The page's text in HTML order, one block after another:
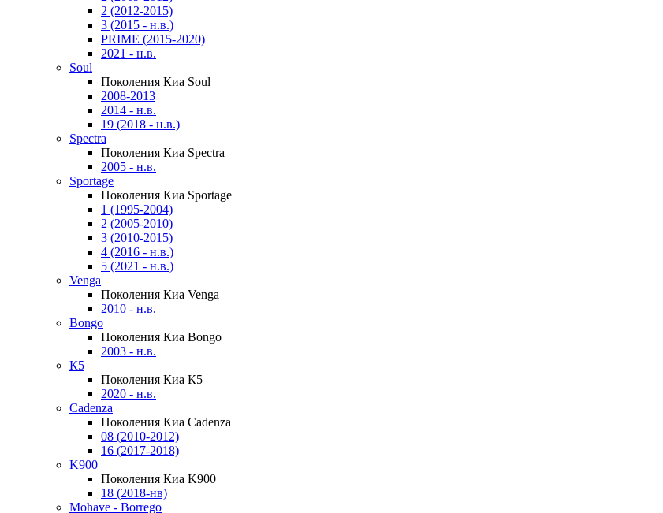
2 (2012-2015)
3 (2015 - н.в.)
PRIME (2015-2020)
2021 - н.в.
Soul
Поколения Киа Soul
2008-2013
2014 - н.в.
19 (2018 - н.в.)
Spectra
Поколения Киа Spectra
2005 - н.в.
Sportage
Поколения Киа Sportage
1 (1995-2004)
2 (2005-2010)
3 (2010-2015)
4 (2016 - н.в.)
5 (2021 - н.в.)
Venga
Поколения Киа Venga
2010 - н.в.
Bongo
Поколения Киа Bongo
2003 - н.в.
К5
Поколения Киа К5
2020 - н.в.
Cadenza
Поколения Киа Cadenza
08 (2010-2012)
16 (2017-2018)
K900
Поколения Киа K900
18 (2018-нв)
Mohave - Borrego